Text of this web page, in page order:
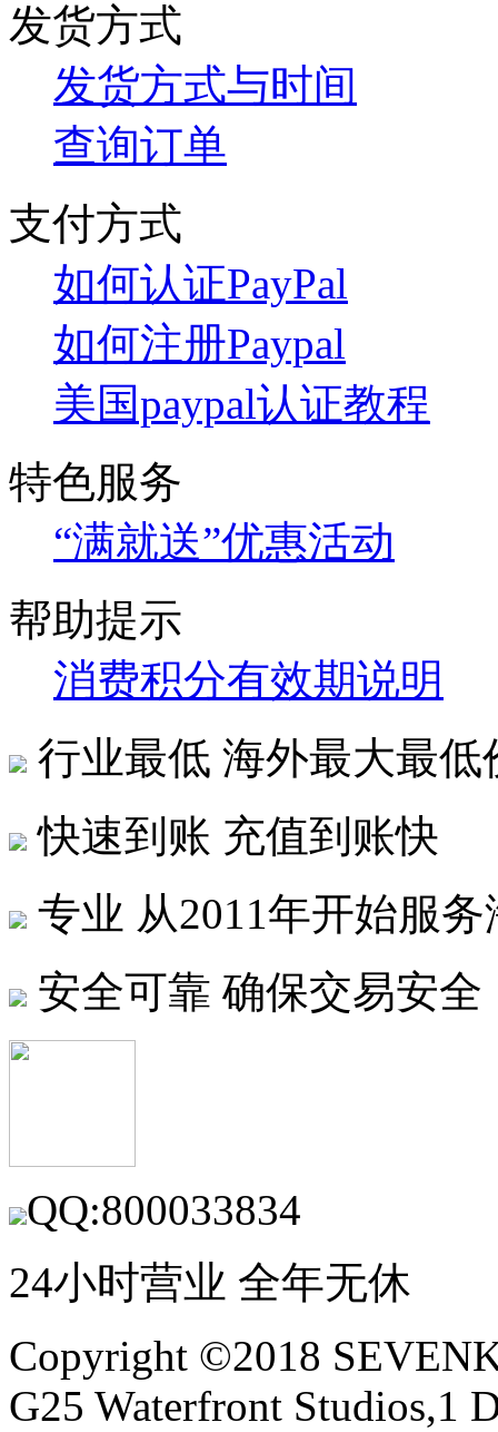
发货方式
发货方式与时间
查询订单
支付方式
如何认证PayPal
如何注册Paypal
美国paypal认证教程
特色服务
“满就送”优惠活动
帮助提示
消费积分有效期说明
行业最低 海外最大最低
快速到账 充值到账快
专业 从2011年开始服
安全可靠 确保交易安全
QQ:800033834
24小时营业 全年无休
Copyright ©2018
G25 Waterfront Studios,1